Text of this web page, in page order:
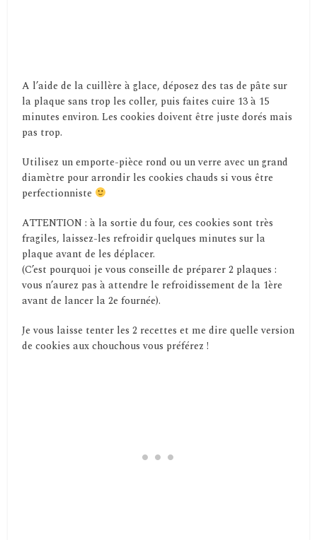
A l’aide de la cuillère à glace, déposez des tas de pâte sur
la plaque sans trop les coller, puis faites cuire 13 à 15
minutes environ. Les cookies doivent être juste dorés mais
pas trop.
Utilisez un emporte-pièce rond ou un verre avec un grand
diamètre pour arrondir les cookies chauds si vous être
perfectionniste
ATTENTION : à la sortie du four, ces cookies sont très
fragiles, laissez-les refroidir quelques minutes sur la
plaque avant de les déplacer.
(C’est pourquoi je vous conseille de préparer 2 plaques :
vous n’aurez pas à attendre le refroidissement de la 1ère
avant de lancer la 2e fournée).
Je vous laisse tenter les 2 recettes et me dire quelle version
de cookies aux chouchous vous préférez !